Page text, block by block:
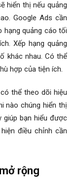
hiển thị nếu quảng
Google Ads cần
hạng quảng cáo tối
Xếp hạng quảng
khác nhau. Có thể
hợp của tiện ích.
thể theo dõi hiệu
nào chúng hiển thị
giúp bạn hiểu được
điều chỉnh cần
rộng